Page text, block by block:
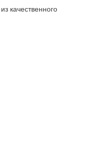
качественного